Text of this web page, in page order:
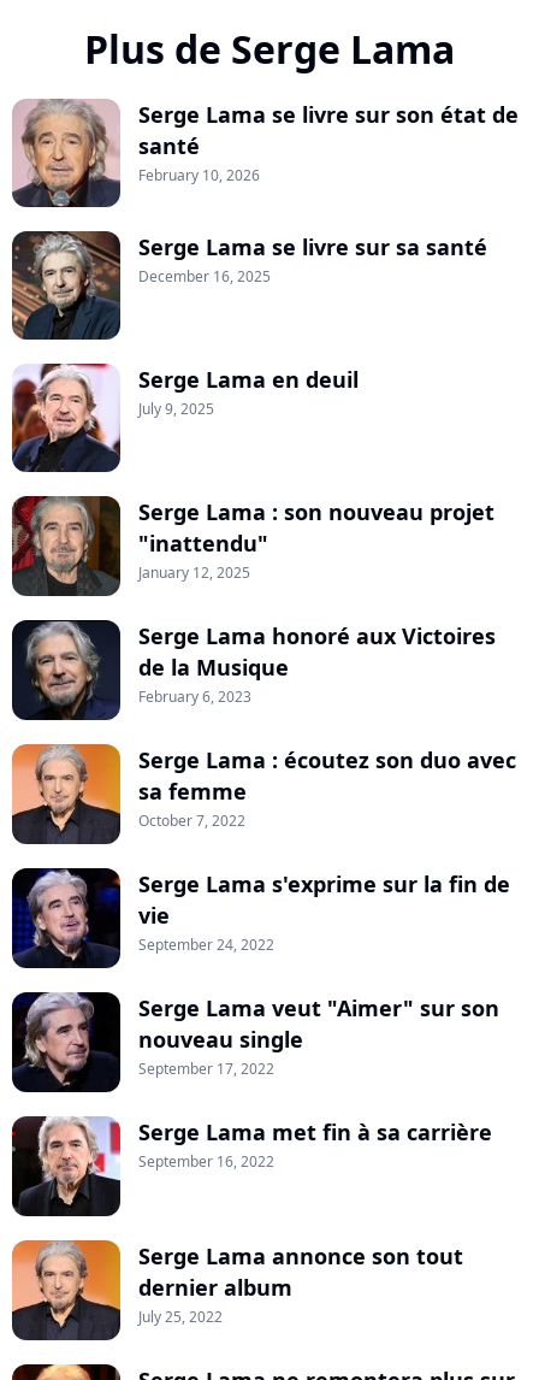
Plus de Serge Lama
Serge Lama se livre sur son état de
santé
February 10, 2026
Serge Lama se livre sur sa santé
December 16, 2025
Serge Lama en deuil
July 9, 2025
Serge Lama : son nouveau projet
"inattendu"
January 12, 2025
Serge Lama honoré aux Victoires
de la Musique
February 6, 2023
Serge Lama : écoutez son duo avec
sa femme
October 7, 2022
Serge Lama s'exprime sur la fin de
vie
September 24, 2022
Serge Lama veut "Aimer" sur son
nouveau single
September 17, 2022
Serge Lama met fin à sa carrière
September 16, 2022
Serge Lama annonce son tout
dernier album
July 25, 2022